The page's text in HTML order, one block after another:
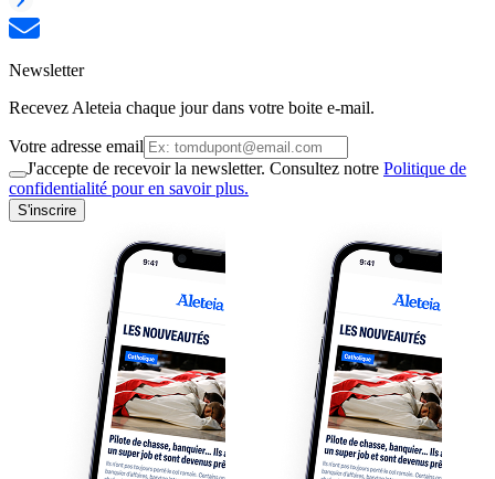
Newsletter
Recevez Aleteia chaque jour dans votre boite e-mail.
Votre adresse email
J'accepte de recevoir la newsletter. Consultez notre Politique de
confidentialité pour en savoir plus.
S'inscrire